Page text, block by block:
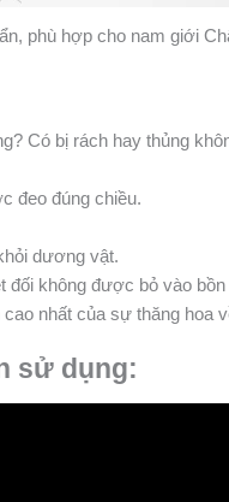
phù hợp cho nam giới
Có bị rách hay thủng
đeo đúng chiều.
dương vật.
đối không được bỏ vào
cao nhất của sự thăng hoa
sử dụng: